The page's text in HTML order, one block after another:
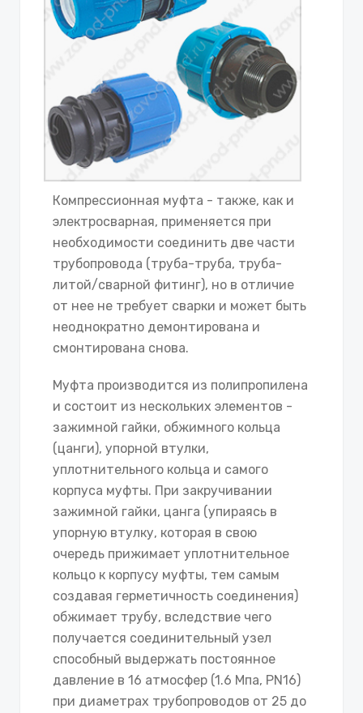
Компрессионная муфта - также, как и
электросварная, применяется при
необходимости соединить две части
трубопровода (труба-труба, труба-
литой/сварной фитинг), но в отличие
от нее не требует сварки и может быть
неоднократно демонтирована и
смонтирована снова.
Муфта производится из полипропилена
и состоит из нескольких элементов -
зажимной гайки, обжимного кольца
(цанги), упорной втулки,
уплотнительного кольца и самого
корпуса муфты. При закручивании
зажимной гайки, цанга (упираясь в
упорную втулку, которая в свою
очередь прижимает уплотнительное
кольцо к корпусу муфты, тем самым
создавая герметичность соединения)
обжимает трубу, вследствие чего
получается соединительный узел
способный выдержать постоянное
давление в 16 атмосфер (1.6 Мпа, PN16)
при диаметрах трубопроводов от 25 до